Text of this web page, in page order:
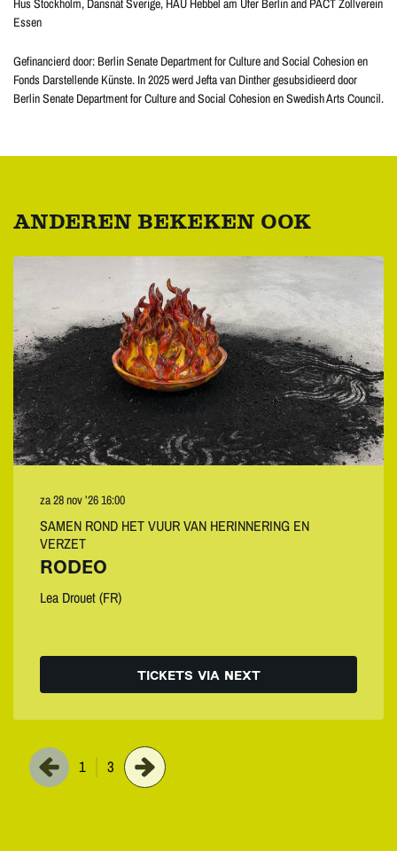
Hus Stockholm, Dansnät Sverige, HAU Hebbel am Ufer Berlin and PACT Zollverein
Essen
Gefinancierd door: Berlin Senate Department for Culture and Social Cohesion en
Fonds Darstellende Künste. In 2025 werd Jefta van Dinther gesubsidieerd door
Berlin Senate Department for Culture and Social Cohesion en Swedish Arts Council.
ANDEREN BEKEKEN OOK
RODEO
Lea Drouet (FR)
SAMEN ROND HET VUUR VAN HERINNERING EN
VERZET
za 28 nov ’2616:00
TICKETS VIA NEXT
1 3